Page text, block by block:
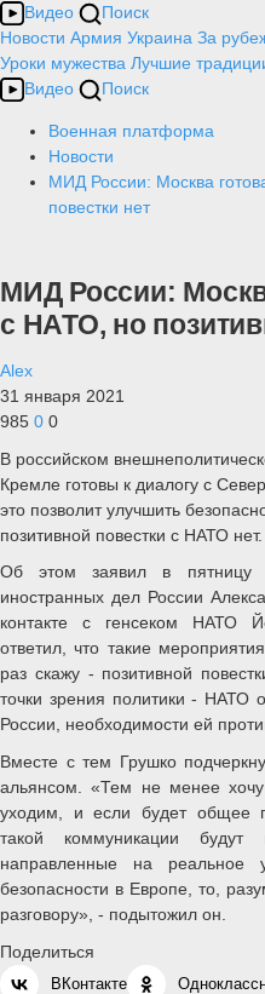
Видео
Поиск
Новости Армия Украина За
Уроки мужества Лучшие
Видео
Поиск
Военная платформа
Новости
МИД России: Москва
повестки нет
МИД России:
с НАТО, но
Alex
31 января 2021
985 0 0
В российском
Кремле готовы к диалогу с
это позволит улучшить
позитивной повестки с НАТО нет.
Об этом заявил в пятницу
иностранных дел России
контакте с генсеком НАТО
ответил, что такие
раз скажу - позитивной
точки зрения политики - НАТО
России, необходимости ей
Вместе с тем Грушко
альянсом. «Тем не менее хочу
уходим, и если будет общее
такой коммуникации
направленные на реальное
безопасности в Европе, то,
разговору», - подытожил он.
Поделиться
ВКонтакте